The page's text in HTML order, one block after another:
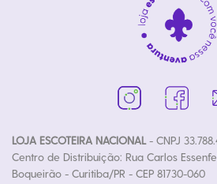
LOJA ESCOTEIRA NACIONAL- CNPJ
Centro de Distribuição: Rua Carlos
Boqueirão - Curitiba/PR - CEP 81730-060